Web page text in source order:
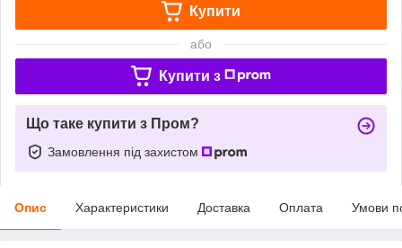
Купити
або
Купити з
Що таке купити з Пром?
Замовлення під захистом
Опис Характеристики Доставка Оплата Умови